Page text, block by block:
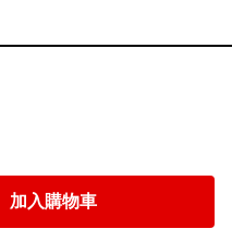
加入購物車